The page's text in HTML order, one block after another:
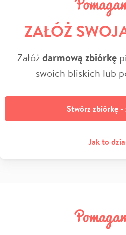
ZAŁÓŻ
Załóżdarmową zbiórkę
swoich bliskich lub
Stwórz zbiórkę -
Jak to